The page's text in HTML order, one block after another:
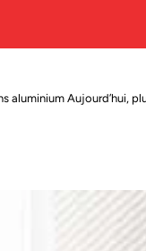
Aujourd’hui,